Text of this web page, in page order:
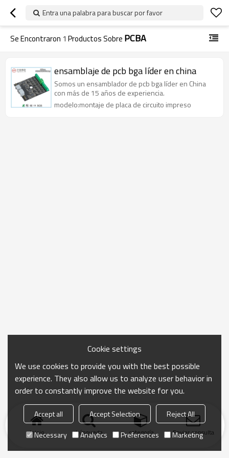
Entra una palabra para buscar por favor
Se Encontraron 1 Productos Sobre PCBA
ensamblaje de pcb bga líder en china
Somos un ensamblador de pcb bga líder en China
con más de 15 años de experiencia.
modelo:montaje de placa de circuito impreso
Inicio búsqueda categoría Enviar consulta
Cookie settings
We use cookies to provide you with the best possible
experience. They also allow us to analyze user behavior in
order to constantly improve the website for you.
Accept all Accept Selection
Reject All
Necessary
Analytics Preferences Marketing